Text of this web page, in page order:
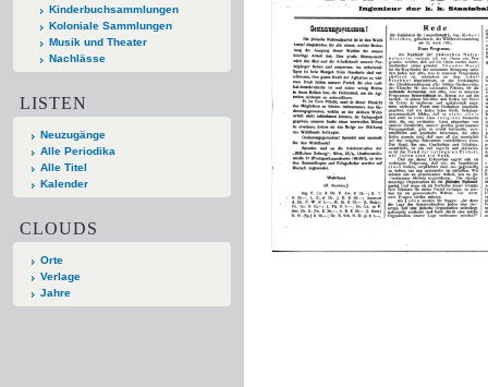
Kinderbuchsammlungen
Koloniale Sammlungen
Musik und Theater
Nachlässe
LISTEN
Neuzugänge
Alle Periodika
Alle Titel
Kalender
CLOUDS
Orte
Verlage
Jahre